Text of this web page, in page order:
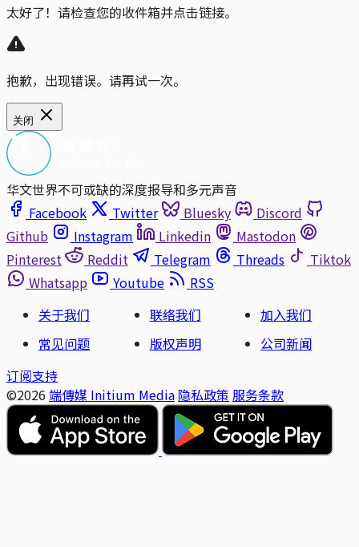
太好了！请检查您的收件箱并点击链接。
抱歉，出现错误。请再试一次。
关闭
华文世界不可或缺的深度报导和多元声音
Facebook
Twitter Bluesky
Discord
Github
Instagram Linkedin
Mastodon
Pinterest
Reddit Telegram Threads
Tiktok
Whatsapp
Youtube
RSS
关于我们
联络我们
加入我们
常见问题
版权声明
公司新闻
订阅支持
©2026 端傳媒 Initium Media 隐私政策 服务条款